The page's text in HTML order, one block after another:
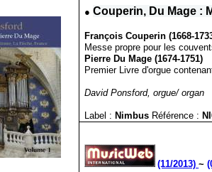
● Couperin, Du Mage :
François Couperin (1668-
Messe propre pour les
Pierre Du Mage (1674-1751)
Premier Livre d'orgue
David Ponsford, orgue/ organ
Label : Nimbus Référence :
(11/2013)~